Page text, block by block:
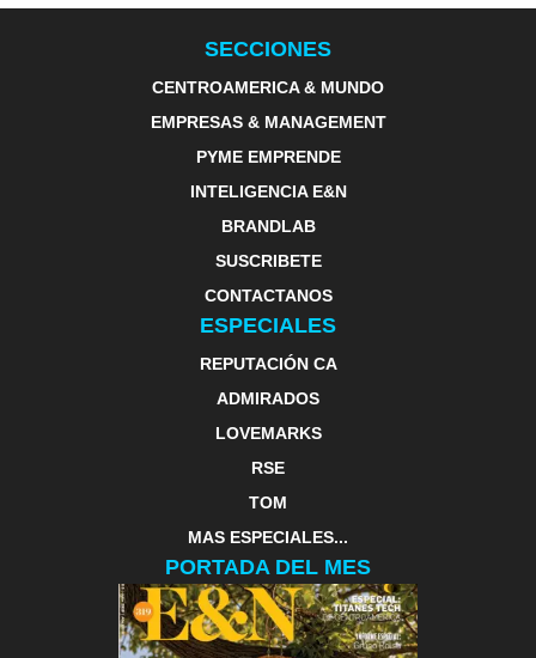
SECCIONES
CENTROAMERICA & MUNDO
EMPRESAS & MANAGEMENT
PYME EMPRENDE
INTELIGENCIA E&N
BRANDLAB
SUSCRIBETE
CONTACTANOS
ESPECIALES
REPUTACIÓN CA
ADMIRADOS
LOVEMARKS
RSE
TOM
MAS ESPECIALES...
PORTADA DEL MES